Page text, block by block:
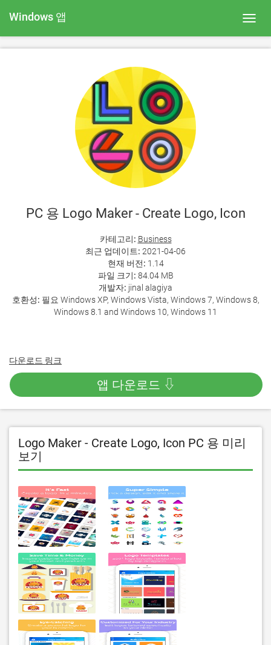
Windows 앱
PC 용 Logo Maker - Create Logo, Icon
카테고리: Business
최근 업데이트: 2021-04-06
현재 버전: 1.14
파일 크기: 84.04 MB
개발자: jinal alagiya
호환성: 필요 Windows XP, Windows Vista, Windows 7, Windows 8,
Windows 8.1 and Windows 10, Windows 11
다운로드 링크
앱 다운로드 ⇩
Logo Maker - Create Logo, Icon PC 용 미리
보기